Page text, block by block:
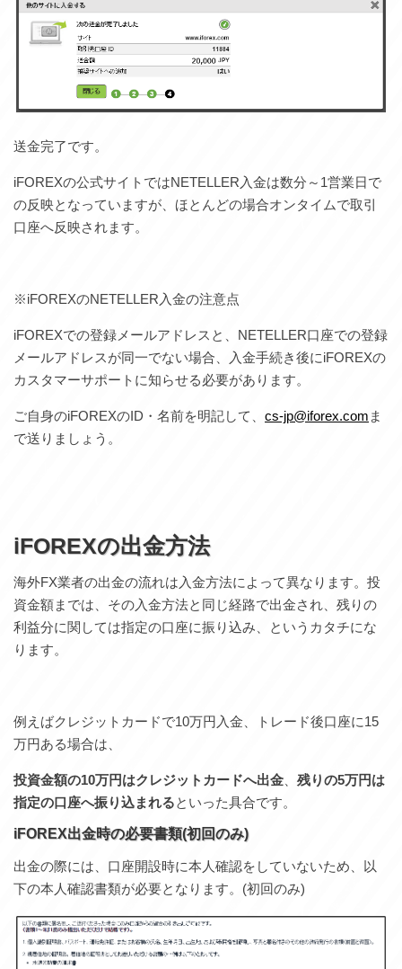
送金完了です。
iFOREXの公式サイトではNETELLER入金は数分～1営業日で
の反映となっていますが、ほとんどの場合オンタイムで取引
口座へ反映されます。
※iFOREXのNETELLER入金の注意点
iFOREXでの登録メールアドレスと、NETELLER口座での登録
メールアドレスが同一でない場合、入金手続き後にiFOREXの
カスタマーサポートに知らせる必要があります。
ご自身のiFOREXのID・名前を明記して、 cs-jp@iforex.com ま
で送りましょう。
iFOREXの出金方法
海外FX業者の出金の流れは入金方法によって異なります。投
資金額までは、その入金方法と同じ経路で出金され、残りの
利益分に関しては指定の口座に振り込み、というカタチにな
ります。
例えばクレジットカードで10万円入金、トレード後口座に15
万円ある場合は、
投資金額の10万円はクレジットカードへ出金
残りの5万円は
指定の口座へ振り込まれるといった具合です。
iFOREX出金時の必要書類(初回のみ)
出金の際には、口座開設時に本人確認をしていないため、以
下の本人確認書類が必要となります。(初回のみ)